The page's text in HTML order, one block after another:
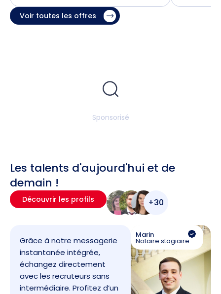
Voir toutes les offres
Sponsorisé
Les talents d'aujourd'hui et de
demain !
Découvrir les profils +30
Grâce à notre messagerie
instantanée intégrée,
échangez directement
avec les recruteurs sans
intermédiaire. Profitez d’un
Marin
Notaire stagiaire